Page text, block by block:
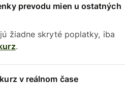
prevodu mien u ostatných
žiadne skryté poplatky, iba
.
v reálnom čase